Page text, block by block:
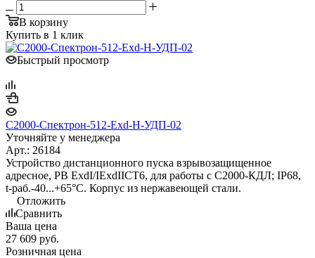
В корзину
Купить в 1 клик
Быстрый просмотр
С2000-Спектрон-512-Exd-Н-УДП-02
Уточняйте у менеджера
Арт.: 26184
Устройство дистанционного пуска взрывозащищенное
адресное, PB ExdI/IExdIICT6, для работы с С2000-КДЛ; IP68,
t-раб.-40...+65°С. Корпус из нержавеющей стали.
Отложить
Сравнить
Ваша цена
27 609 руб.
Розничная цена